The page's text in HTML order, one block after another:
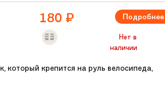
180 ₽ Подробнее
Нет в
наличии
который крепится на руль велосипеда,